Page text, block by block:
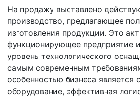
На продажу выставлено
производство, предлагающее
изготовления продукции. Это
функционирующее предприятие
уровень технологического
самым современным
особенностью бизнеса является
оборудование, эффективная